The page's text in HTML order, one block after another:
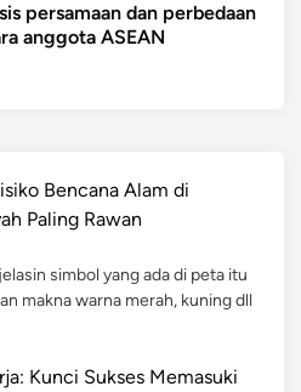
persamaan dan perbedaan
anggota ASEAN
Bencana Alam di
Paling Rawan
simbol yang ada di peta itu
makna warna merah, kuning dll
Kunci Sukses Memasuki